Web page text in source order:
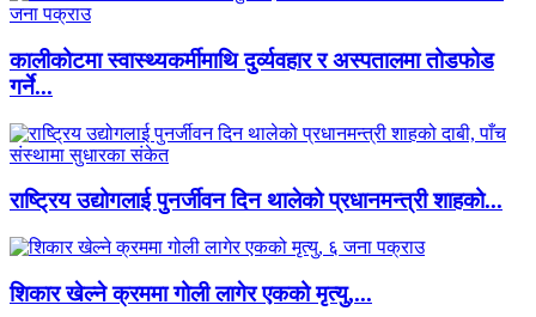
कालीकोटमा स्वास्थ्यकर्मीमाथि दुर्व्यवहार र अस्पतालमा तोडफोड
गर्ने...
राष्ट्रिय उद्योगलाई पुनर्जीवन दिन थालेको प्रधानमन्त्री शाहको...
शिकार खेल्ने क्रममा गोली लागेर एकको मृत्यु,...